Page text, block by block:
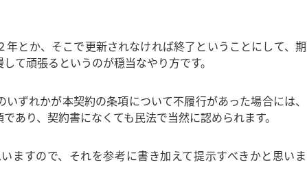
とか、そこで更新されなければ終了ということにして、期
て頑張るというのが穏当なやり方です。
ずれかが本契約の条項について不履行があった場合には、
あり、契約書になくても民法で当然に認められます。
ますので、それを参考に書き加えて提示すべきかと思いま